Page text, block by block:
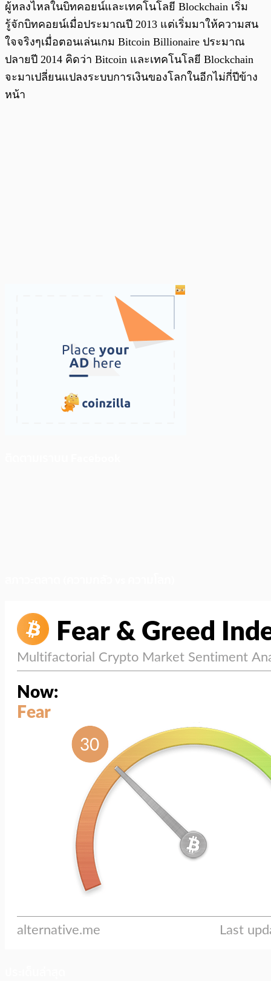
ผู้หลงไหลในบิทคอยน์และเทคโนโลยี Blockchain เริ่ม
รู้จักบิทคอยน์เมื่อประมาณปี 2013 แต่เริ่มมาให้ความสน
ใจจริงๆเมื่อตอนเล่นเกม Bitcoin Billionaire ประมาณ
ปลายปี 2014 คิดว่า Bitcoin และเทคโนโลยี Blockchain
จะมาเปลี่ยนแปลงระบบการเงินของโลกในอีกไม่กี่ปีข้าง
หน้า